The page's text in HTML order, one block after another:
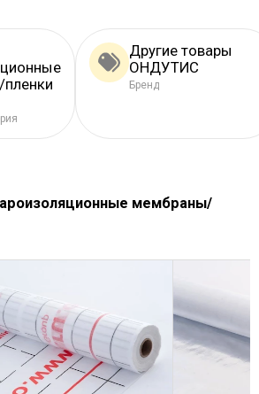
Другие товары
ОНДУТИС
Бренд
мембраны/